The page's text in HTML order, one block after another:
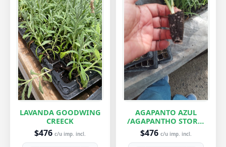
LAVANDA GOODWING
CREECK
$476 c/u imp. incl.
AGAPANTO AZUL
/AGAPANTHO STORM
CLOUD
$476 c/u imp. incl.